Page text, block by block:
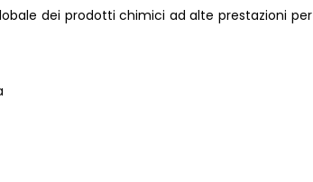
dei prodotti chimici ad alte prestazioni per